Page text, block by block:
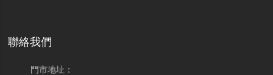
聯絡我們
門市地址：